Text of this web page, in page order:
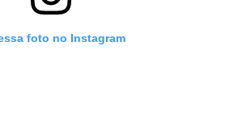
foto no Instagram